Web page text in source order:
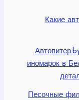
Какие
иномарок в
Песочные